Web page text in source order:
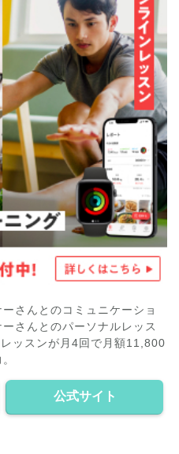
さんとのコミュニケーショ
さんとのパーソナルレッス
ッスンが月4回で月額11,800
公式サイト